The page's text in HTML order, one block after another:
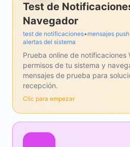
Test de
Navegador
test de notificaciones•mensajes push
alertas del sistema
Prueba online de notificaciones
permisos de tu sistema y
mensajes de prueba para
recepción.
Clic para empezar